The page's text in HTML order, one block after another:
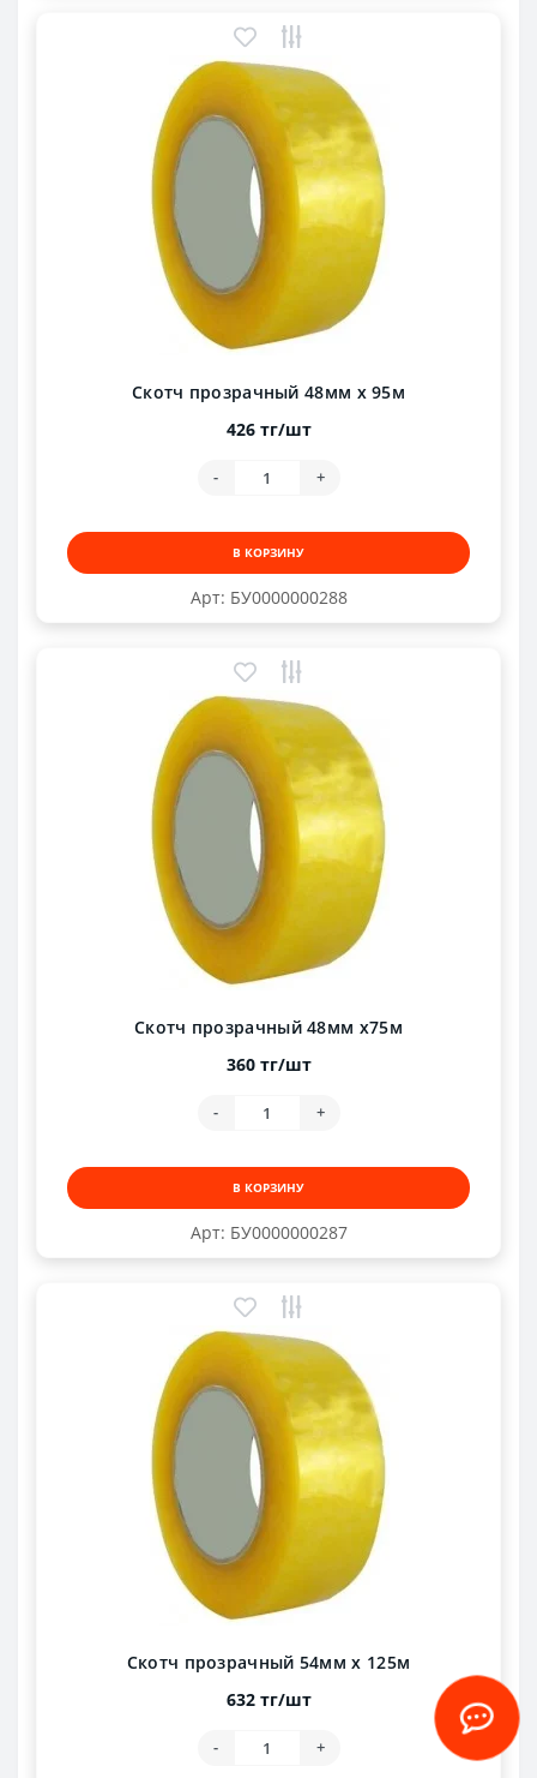
Арт: БУ0000000288
Скотч прозрачный 48мм х 95м
426 тг/шт
- +
В КОРЗИНУ
Арт: БУ0000000287
Скотч прозрачный 48мм х75м
360 тг/шт
- +
В КОРЗИНУ
Скотч прозрачный 54мм х 125м
632 тг/шт
- +